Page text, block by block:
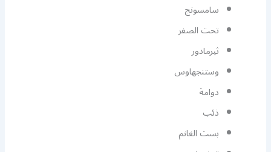
سامسونج
تحت الصفر
ثيرمادور
وستنجهاوس
دوامة
ذئب
بست الغانم